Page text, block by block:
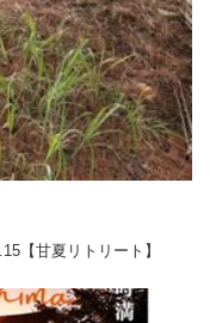
【甘夏リトリート】